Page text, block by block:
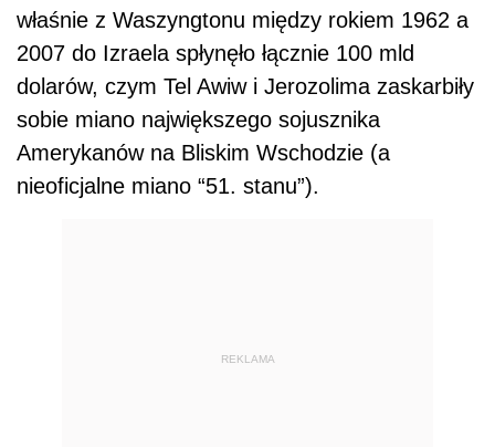
właśnie z Waszyngtonu między rokiem 1962 a
2007 do Izraela spłynęło łącznie 100 mld
dolarów, czym Tel Awiw i Jerozolima zaskarbiły
sobie miano największego sojusznika
Amerykanów na Bliskim Wschodzie (a
nieoficjalne miano “51. stanu”).
REKLAMA